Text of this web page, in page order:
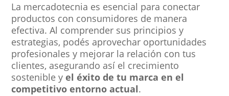
La mercadotecnia es esencial para conectar
productos con consumidores de manera
efectiva. Al comprender sus principios y
estrategias, podés aprovechar oportunidades
profesionales y mejorar la relación con tus
clientes, asegurando así el crecimiento
sostenible yel éxito de tu marca en el
competitivo entorno actual.